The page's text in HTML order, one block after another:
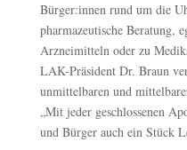
Bürger:innen rund um die
pharmazeutische Beratung,
Arzneimitteln oder zu
LAK-Präsident Dr. Braun
unmittelbaren und
„Mit jeder geschlossenen
und Bürger auch ein Stück